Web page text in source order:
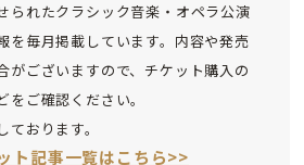
られたクラシック音楽・オペラ公演
を毎月掲載しています。内容や発売
がございますので、チケット購入の
ご確認ください。
おります。
ト記事一覧はこちら>>